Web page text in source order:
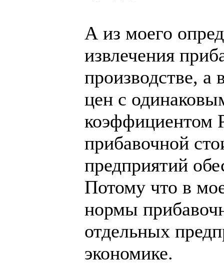
А из моего
извлечения
производстве, а
цен с
коэффициентом
прибавочной
предприятий
Потому что в
нормы
отдельных
экономике.